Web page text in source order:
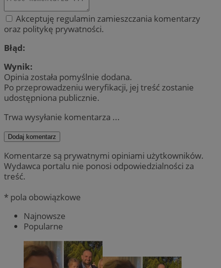
Akceptuję regulamin zamieszczania komentarzy
oraz politykę prywatności.
Błąd:
Wynik:
Opinia została pomyślnie dodana.
Po przeprowadzeniu weryfikacji, jej treść zostanie
udostępniona publicznie.
Trwa wysyłanie komentarza ...
Dodaj komentarz
Komentarze są prywatnymi opiniami użytkowników.
Wydawca portalu nie ponosi odpowiedzialności za
treść.
* pola obowiązkowe
Najnowsze
Popularne